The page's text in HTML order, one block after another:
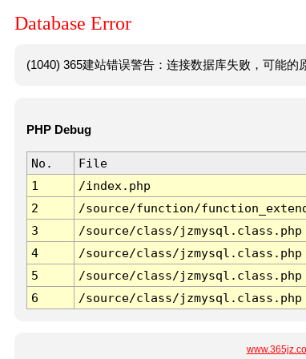
Database Error
(1040) 365建站错误警告：连接数据库失败，可能的
PHP Debug
No. File
1
/index.php
2
/source/function/
3
/source/class/jzmysql.class.php
4
/source/class/jzmysql.class.php
5
/source/class/jzmysql.class.php
6
/source/class/jzmysql.class.php